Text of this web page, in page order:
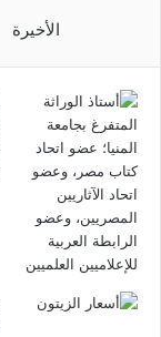
الأخيرة